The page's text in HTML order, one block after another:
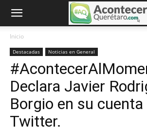
Inicio
Destacadas Noticias en General
Declara Javier
Borgio en su cuenta
Twitter.